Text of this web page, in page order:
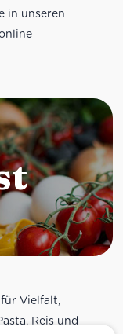
in unseren
Vielfalt,
Reis und